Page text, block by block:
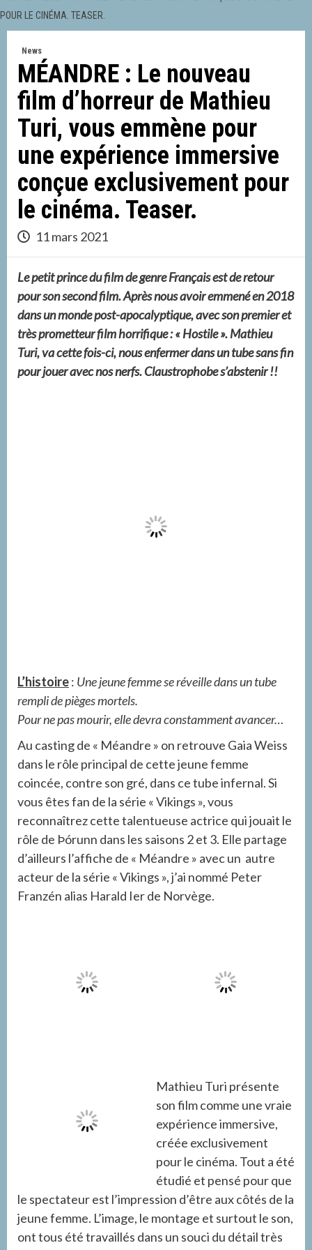
POUR LE CINÉMA. TEASER.
News
MÉANDRE : Le nouveau
film d’horreur de Mathieu
Turi, vous emmène pour
une expérience immersive
conçue exclusivement pour
le cinéma. Teaser.
11 mars 2021
Le petit prince du film de genre Français est de retour
pour son second film. Après nous avoir emmené en 2018
dans un monde post-apocalyptique, avec son premier et
très prometteur film horrifique : « Hostile ». Mathieu
Turi, va cette fois-ci, nous enfermer dans un tube sans fin
pour jouer avec nos nerfs. Claustrophobe s’abstenir !!
L’histoire: Une jeune femme se réveille dans un tube
rempli de pièges mortels.
Pour ne pas mourir, elle devra constamment avancer…
Au casting de « Méandre » on retrouve Gaia Weiss
dans le rôle principal de cette jeune femme
coincée, contre son gré, dans ce tube infernal. Si
vous êtes fan de la série « Vikings », vous
reconnaîtrez cette talentueuse actrice qui jouait le
rôle de Þórunn dans les saisons 2 et 3. Elle partage
d’ailleurs l’affiche de « Méandre » avec un autre
acteur de la série « Vikings », j’ai nommé Peter
Franzén alias Harald Ier de Norvège.
Mathieu Turi présente
son film comme une vraie
expérience immersive,
créée exclusivement
pour le cinéma. Tout a été
étudié et pensé pour que
le spectateur est l’impression d’être aux côtés de la
jeune femme. L’image, le montage et surtout le son,
ont tous été travaillés dans un souci du détail très